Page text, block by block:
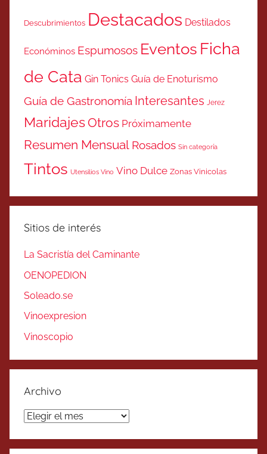
Descubrimientos Destacados Destilados
Económinos Espumosos Eventos Ficha
de Cata Gin Tonics Guía de Enoturismo
Guía de Gastronomía Interesantes Jerez
MaridajesOtros Próximamente
Resumen Mensual Rosados Sin categoría
Tintos Utensilios Vino Vino Dulce Zonas Vinicolas
Sitios de interés
La Sacristía del Caminante
OENOPEDION
Soleado.se
Vinoexpresion
Vinoscopio
Archivo
Archivo